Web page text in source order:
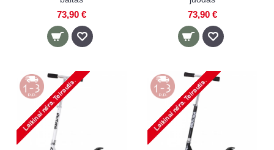
73,90 € 73,90 €